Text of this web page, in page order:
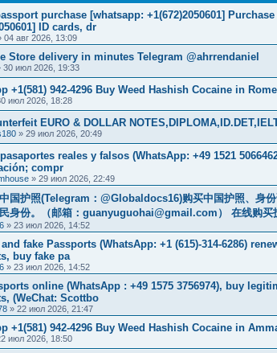
purchase [whatsapp: +1(672)2050601]
ID cards, dr
04 авг 2026, 13:09
Store delivery in minutes Telegram @ahrrendaniel
30 июл 2026, 19:33
+1(581) 942-4296 Buy Weed Hashish Cocaine in
июл 2026, 18:28
EURO & DOLLAR
» 29 июл 2026, 20:49
reales y falsos (WhatsApp: +49 1521
compr
» 29 июл 2026, 22:49
国护照(Telegram：@Globaldocs16)购买中国护照、身
身份。（邮箱： guanyuguohai@gmail.com ） 在线购
» 23 июл 2026, 14:52
fake Passports (WhatsApp: +1 (615)-314-6286)
buy fake pa
» 23 июл 2026, 14:52
online (WhatsApp : +49 1575 3756974), buy
(WeChat: Scottbo
» 22 июл 2026, 21:47
+1(581) 942-4296 Buy Weed Hashish Cocaine in
июл 2026, 18:50